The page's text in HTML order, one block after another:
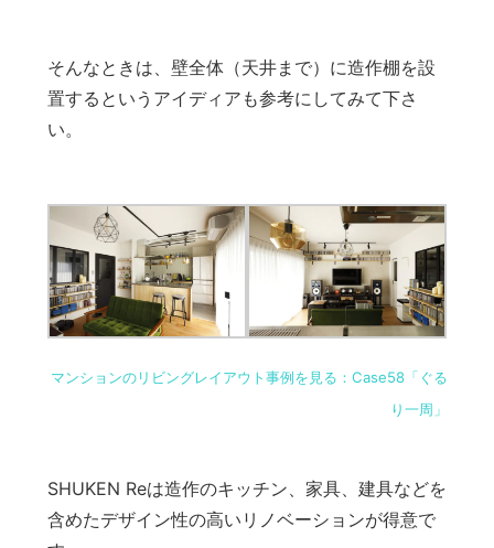
そんなときは、壁全体（天井まで）に造作棚を設
置するというアイディアも参考にしてみて下さ
い。
マンションのリビングレイアウト事例を見る：Case58「ぐる
り一周」
SHUKEN Reは造作のキッチン、家具、建具などを
含めたデザイン性の高いリノベーションが得意で